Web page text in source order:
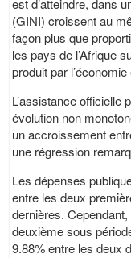
est d’atteindre, dans
(GINI) croissent au
façon plus que
les pays de l’Afrique
produit par
L’assistance officielle
évolution non
un accroissement
une régression
Les dépenses
entre les deux
dernières.
deuxième sous
9.88% entre les deux